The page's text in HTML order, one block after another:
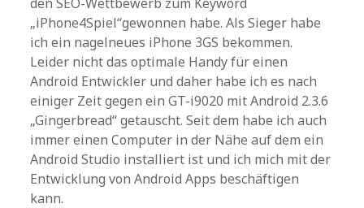
„iPhone4Spiel“gewonnen habe. Als Sieger habe
ich ein nagelneues iPhone 3GS bekommen.
Leider nicht das optimale Handy für einen
Android Entwickler und daher habe ich es nach
einiger Zeit gegen ein GT-i9020 mit Android 2.3.6
„Gingerbread“ getauscht. Seit dem habe ich auch
immer einen Computer in der Nähe auf dem ein
Android Studio installiert ist und ich mich mit der
Entwicklung von Android Apps beschäftigen
kann.